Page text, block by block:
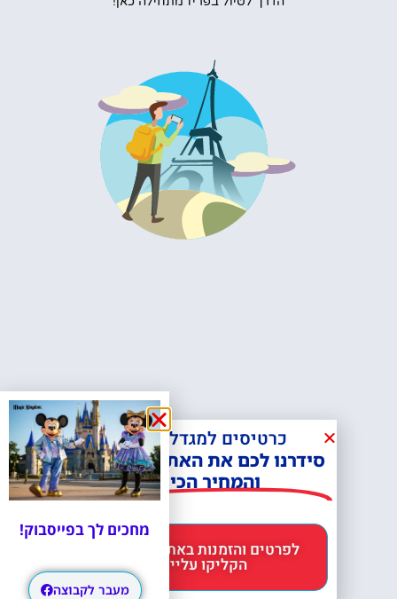
כרטיסים למגדל אייפל?
סידרנו לכם את האתר הכי אמין -
והמחיר הכי זול!
הקליקו עליי 😊
מחכים לך בפייסבוק!
מעבר לקבוצה